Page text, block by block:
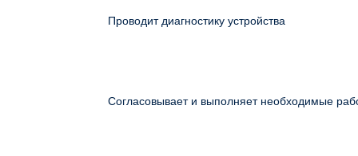
Проводит диагностику устройства
Согласовывает и выполняет необходимые